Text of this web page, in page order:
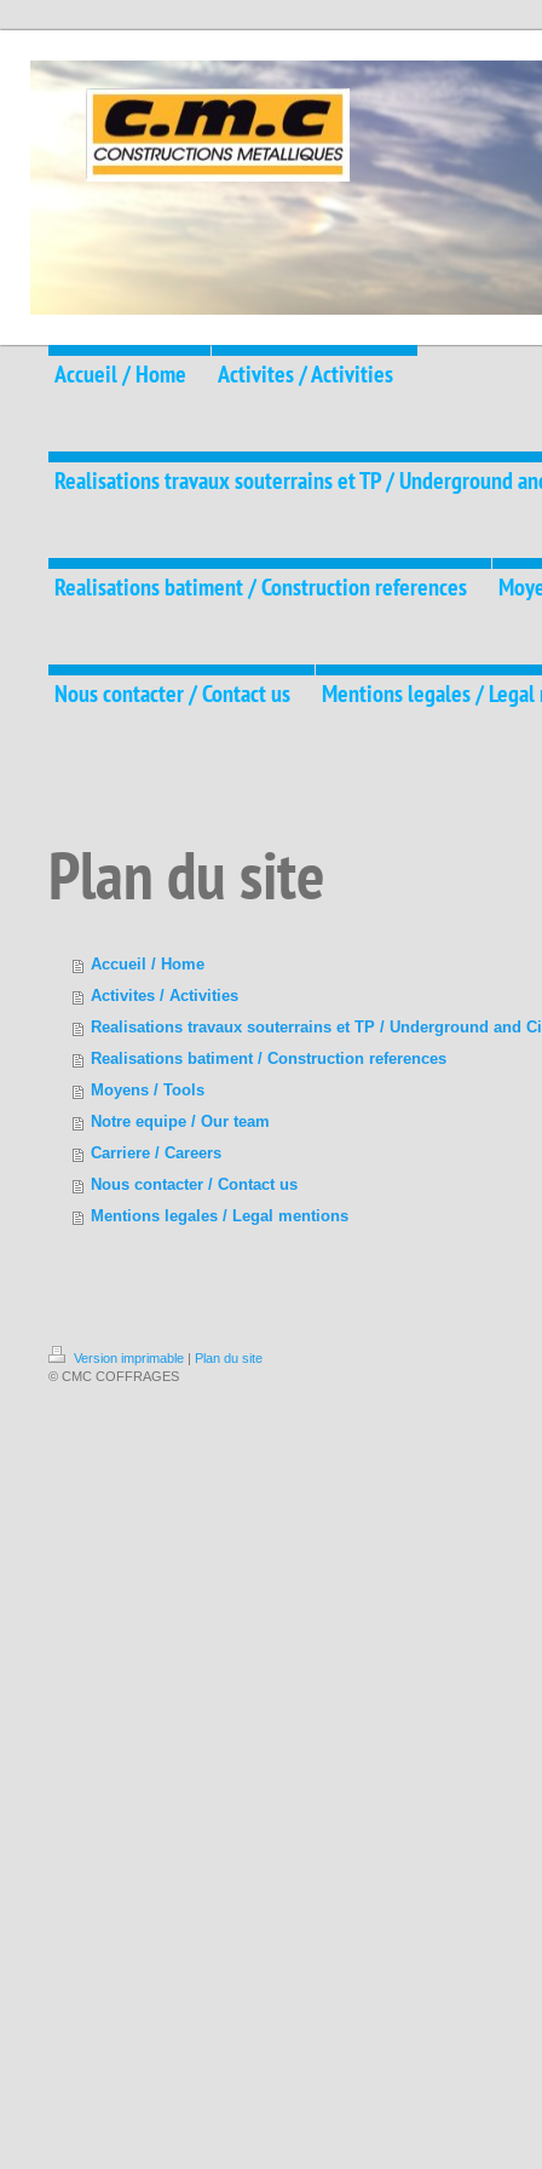
Accueil / Home Activites / Activities
Realisations travaux souterrains et TP / Underground
Realisations batiment / Construction references
Nous contacter / Contact us Mentions legales /
Plan du site
Accueil / Home
Activites / Activities
Realisations travaux souterrains et TP / Underground and
Realisations batiment / Construction references
Moyens / Tools
Notre equipe / Our team
Carriere / Careers
Nous contacter / Contact us
Mentions legales / Legal mentions
Version imprimable | Plan du site
© CMC COFFRAGES